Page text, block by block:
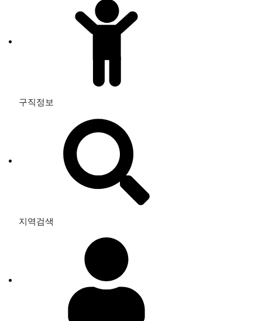
구직정보
지역검색